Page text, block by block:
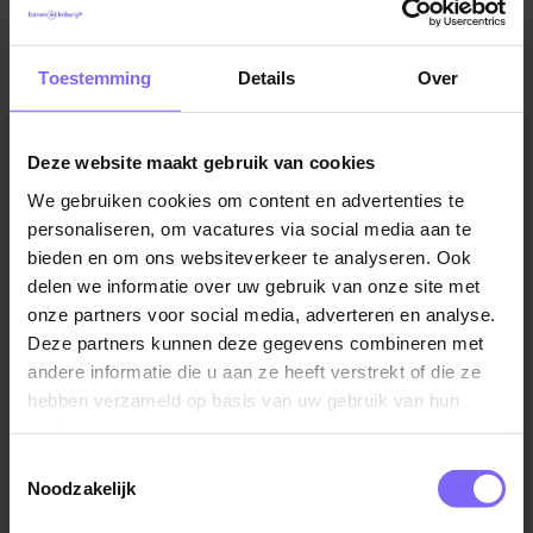
Toestemming Details Over
Deze website maakt gebruik van cookies
We gebruiken cookies om content en advertenties te
personaliseren, om vacatures via social media aan te
bieden en om ons websiteverkeer te analyseren. Ook
delen we informatie over uw gebruik van onze site met
onze partners voor social media, adverteren en analyse.
Deze partners kunnen deze gegevens combineren met
andere informatie die u aan ze heeft verstrekt of die ze
hebben verzameld op basis van uw gebruik van hun
Noodzakelijk
buitenschoolse opvang tijdens jouw vakanties en/of
vrije dagen. Er is altijd een locatie bij jou in de buurt. Bij
onze teams en collega's krijg je vertrouwen én ruimte
om te groeien, met natuurlijk veel werkplezier.
Samen ontdekken we waar jouw talent ligt! Kom je
meedoen?
Wij zijn Spring. Jij ook?
Als student medewerker bij Spring kies je voor onze
te gekke organisatie en wij kiezen voor jou! Samen
maken we het verschil voor de kinderen, ouders en
maatschappij.
Je zoekt een plek waar jij je thuis voelt. Natuurlijk
kijken wij naar jouw kennis en ervaring, maar jouw
persoonlijkheid en motivatie zijn minstens zo